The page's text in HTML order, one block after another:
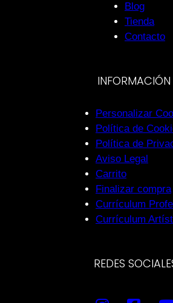
Blog
Tienda
Contacto
INFORMACIÓN
Personalizar
Política de
Política de
Aviso Legal
Carrito
Finalizar compra
Currículum
Currículum
REDES